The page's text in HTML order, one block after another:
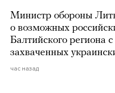
Министр обороны
о возможных
Балтийского региона
захваченных
час назад